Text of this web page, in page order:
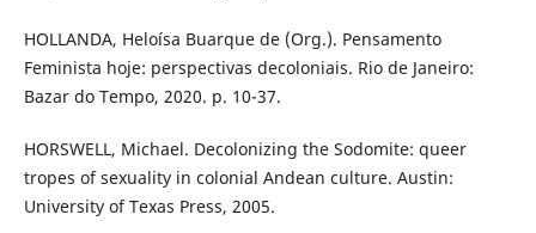
HOLLANDA, Heloísa Buarque de (Org.). Pensamento
Feminista hoje: perspectivas decoloniais. Rio de Janeiro:
Bazar do Tempo, 2020. p. 10-37.
HORSWELL, Michael. Decolonizing the Sodomite: queer
tropes of sexuality in colonial Andean culture. Austin:
University of Texas Press, 2005.